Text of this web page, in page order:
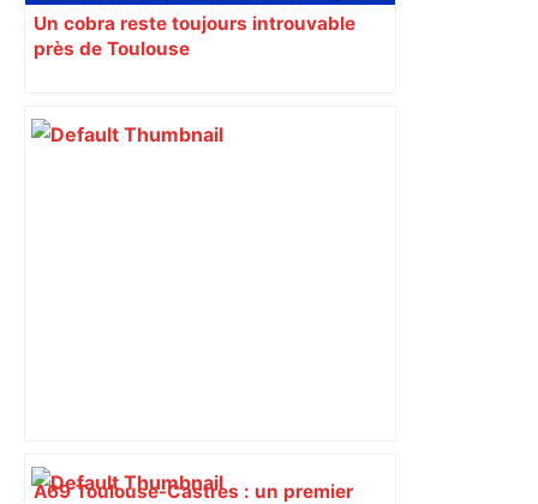
Un cobra reste toujours introuvable
près de Toulouse
A69 Toulouse-Castres : un premier